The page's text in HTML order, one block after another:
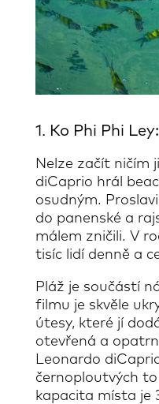
1. Ko Phi Phi
Nelze začít ničím
diCaprio hrál
osudným.
do panenské a
málem zničili. V
tisíc lidí denně a
Pláž je součástí
filmu je skvěle
útesy, které jí
otevřená a
Leonardo
černoploutvých
kapacita místa je